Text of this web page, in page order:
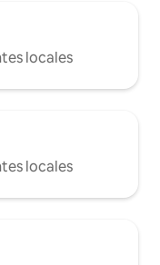
locales
locales